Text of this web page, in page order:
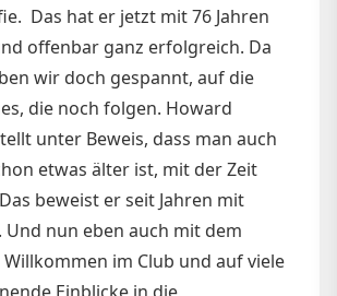
Das hat er jetzt mit 76 Jahren
offenbar ganz erfolgreich. Da
wir doch gespannt, auf die
die noch folgen. Howard
unter Beweis, dass man auch
etwas älter ist, mit der Zeit
beweist er seit Jahren mit
Und nun eben auch mit dem
im Club und auf viele